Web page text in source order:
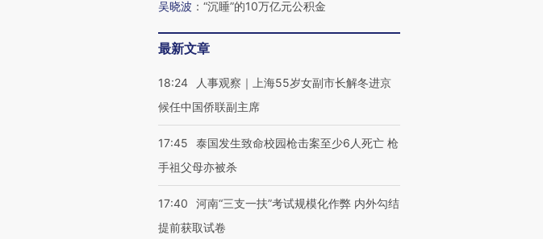
吴晓波 ： “沉睡”的10万亿元公积金
最新文章
18:24
人事观察｜上海55岁女副市长解冬进京
候任中国侨联副主席
17:45
泰国发生致命校园枪击案至少6人死亡 枪
手祖父母亦被杀
17:40
河南“三支一扶”考试规模化作弊 内外勾结
提前获取试卷